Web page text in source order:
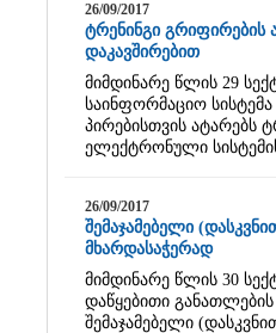
26/09/2017
ტრენინგი გრიფირების
დაკავშირებით
მიმდინარე წლის 29
საინფორმაციო
პირებისთვის ატარებს
ელექტრონული
26/09/2017
შემაჯამებელი
მხარდასაჭერად
მიმდინარე წლის 30
დაწყებითი
შემაჯამებელი